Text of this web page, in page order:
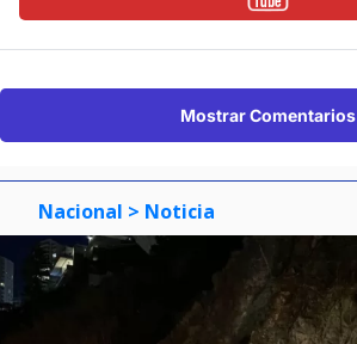
Mostrar Comentarios
Nacional > Noticia